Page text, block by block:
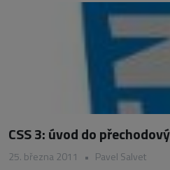
CSS 3: úvod do
25. března 2011 • Pavel Salvet